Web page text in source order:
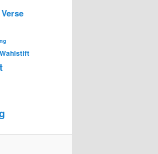
Verse
Wahlstift